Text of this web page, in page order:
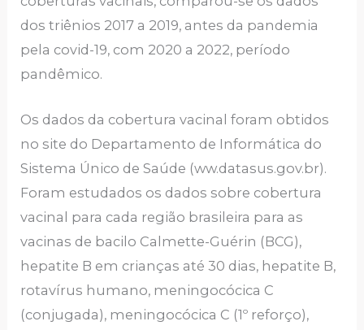
dos triênios 2017 a 2019, antes da pandemia
pela covid-19, com 2020 a 2022, período
pandêmico.
Os dados da cobertura vacinal foram obtidos
no site do Departamento de Informática do
Sistema Único de Saúde (ww.datasus.gov.br).
Foram estudados os dados sobre cobertura
vacinal para cada região brasileira para as
vacinas de bacilo Calmette-Guérin (BCG),
hepatite B em crianças até 30 dias, hepatite B,
rotavírus humano, meningocócica C
(conjugada), meningocócica C (1º reforço),